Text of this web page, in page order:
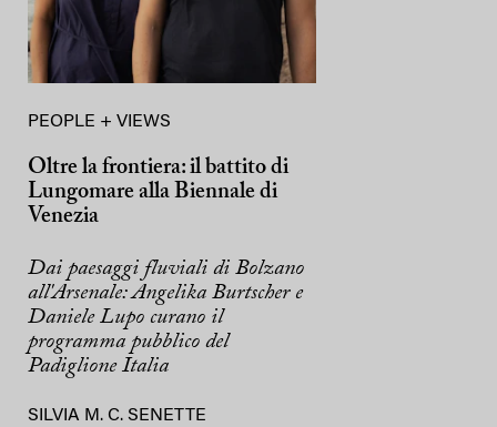
PEOPLE + VIEWS
Oltre la frontiera: il battito di
Lungomare alla Biennale di
Venezia
Dai paesaggi fluviali di Bolzano
all'Arsenale: Angelika Burtscher e
Daniele Lupo curano il
programma pubblico del
Padiglione Italia
SILVIA M. C. SENETTE